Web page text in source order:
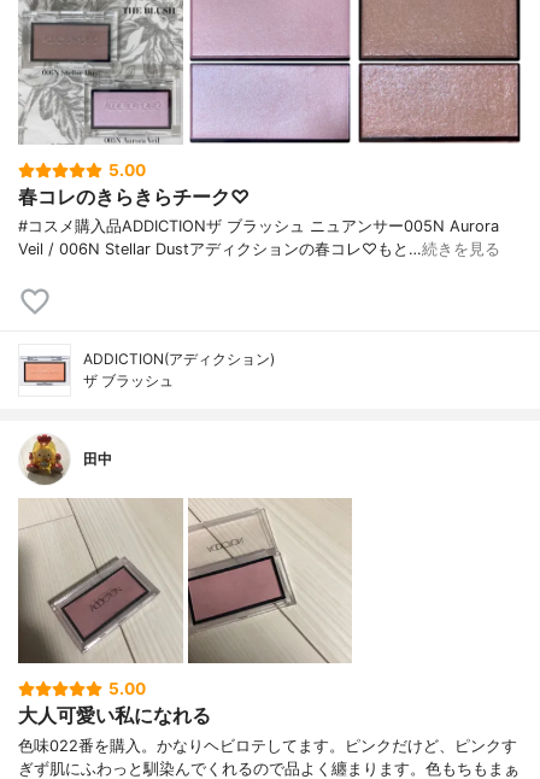
5.00
春コレのきらきらチーク♡
#コスメ購入品ADDICTIONザ ブラッシュ ニュアンサー005N Aurora
Veil / 006N Stellar Dustアディクションの春コレ♡もと…続きを見る
ADDICTION(アディクション)
ザ ブラッシュ
田中
5.00
大人可愛い私になれる
色味022番を購入。かなりヘビロテしてます。ピンクだけど、ピンクす
ぎず肌にふわっと馴染んでくれるので品よく纏まります。色もちもまぁ